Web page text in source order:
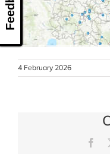
4 February 2026